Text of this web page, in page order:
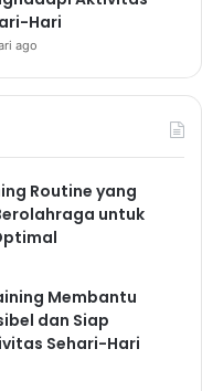
Hari
ago
Routine yang
untuk
Membantu
dan Siap
Sehari-Hari